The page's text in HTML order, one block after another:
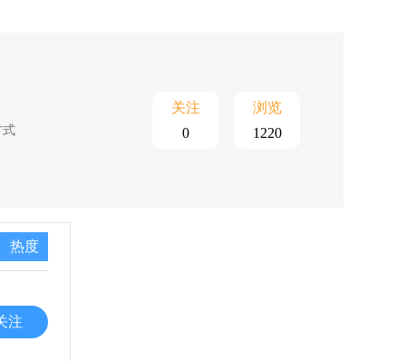
式
浏览
1220
关注
0
热度
注